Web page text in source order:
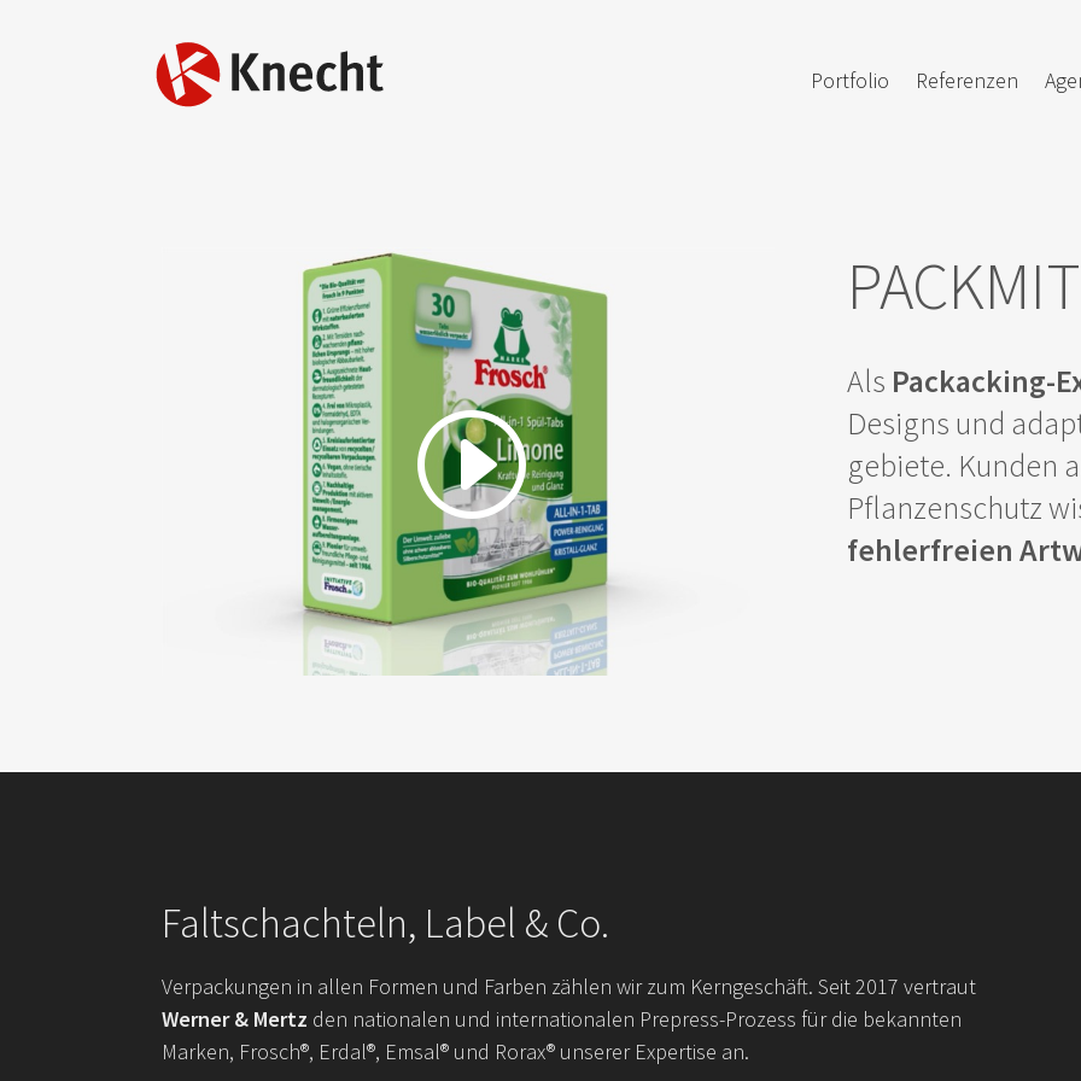
Portfolio Referenzen
Als Packacking-
Designs und
gebiete. Kunden
Pflanzen­schutz
fehlerfreien
Faltschachteln, Label & Co.
Verpackungen in allen Formen und Farben zählen wir zum Kerngeschäft. Seit 2017 vertraut
Werner & Mertz den nationalen und internationalen Prepress-Prozess für die bekannten
Marken, Frosch®, Erdal®, Emsal® und Rorax® unserer Expertise an.